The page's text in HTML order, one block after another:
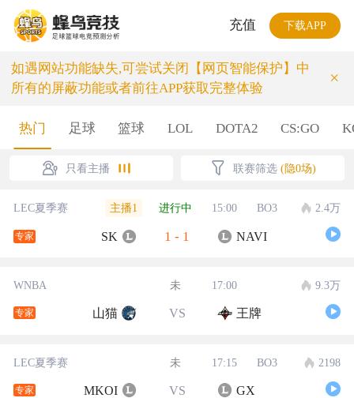
充值 下载APP
如遇网站功能缺失,可尝试关闭【网页智能保护】中
所有的屏蔽功能或者前往APP获取完整体验
×
热门 足球 篮球 LOL DOTA2 CS:GO
只看主播 联赛筛选 (隐0场)
LEC夏季赛 主播1 进行中 15:00 BO3 2.4万
专家 SK 1 - 1 NAVI
WNBA 未 17:00 9.3万
专家 山猫 VS 王牌
LEC夏季赛 未 17:15 BO3 2198
专家 MKOI VS GX